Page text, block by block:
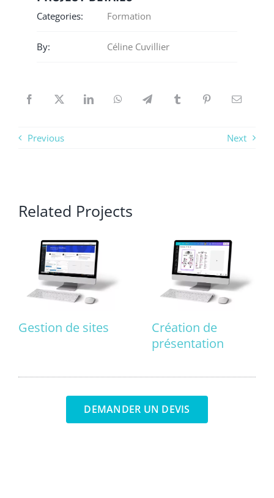
Categories: Formation
By: Céline Cuvillier
Previous Next
Related Projects
Gestion de sites
Création de
présentation
DEMANDER UN DEVIS